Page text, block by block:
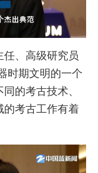
、高级研究员
时期文明的一个
的考古技术、
的考古工作有着